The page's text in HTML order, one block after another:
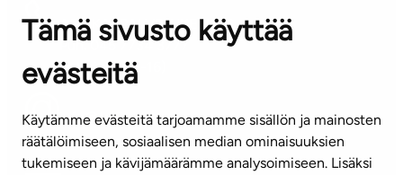
Tämä sivusto käyttää
evästeitä
Käytämme evästeitä tarjoamamme sisällön ja mainosten
räätälöimiseen, sosiaalisen median ominaisuuksien
tukemiseen ja kävijämäärämme analysoimiseen. Lisäksi
ASIAKASPALVELUKESKUS
Puh. 045 7734 3777
(arkisin klo 8-16)
info@ta.fi